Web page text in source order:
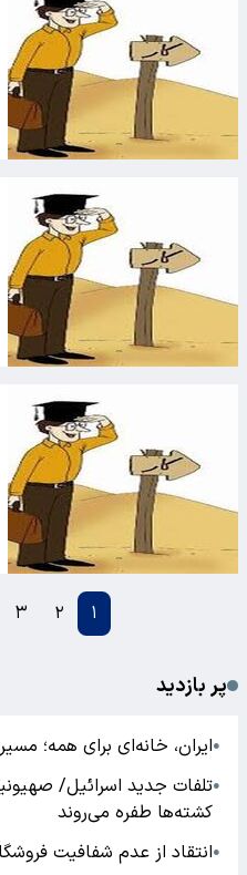
۱ ۲ ۳
پر بازدید
●ایران، خانه‌ای برای همه؛
●تلفات جدید اسرائیل/
کشته‌ها طفره می‌روند
●انتقاد از عدم شفافیت